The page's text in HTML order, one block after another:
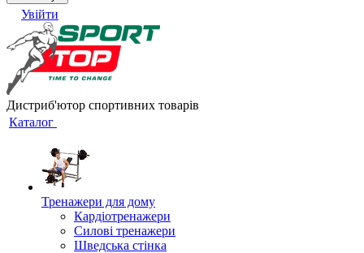
Увійти
Дистриб'ютор спортивних товарів
Каталог
Тренажери для дому
Кардіотренажери
Силові тренажери
Шведська стінка